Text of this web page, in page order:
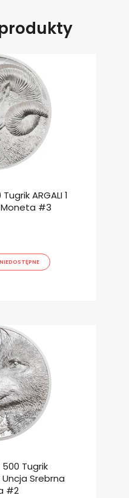
ARGALI 1
Moneta #3
500 Tugrik
Uncja Srebrna
#2